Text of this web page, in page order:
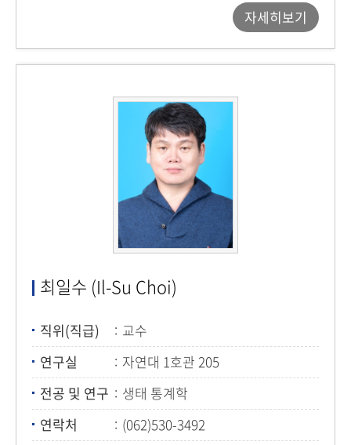
자세히보기
최일수 (Il-Su Choi)
직위(직급)
교수
연구실
자연대 1호관 205
전공 및 연구
생태 통계학
연락처
(062)530-3492